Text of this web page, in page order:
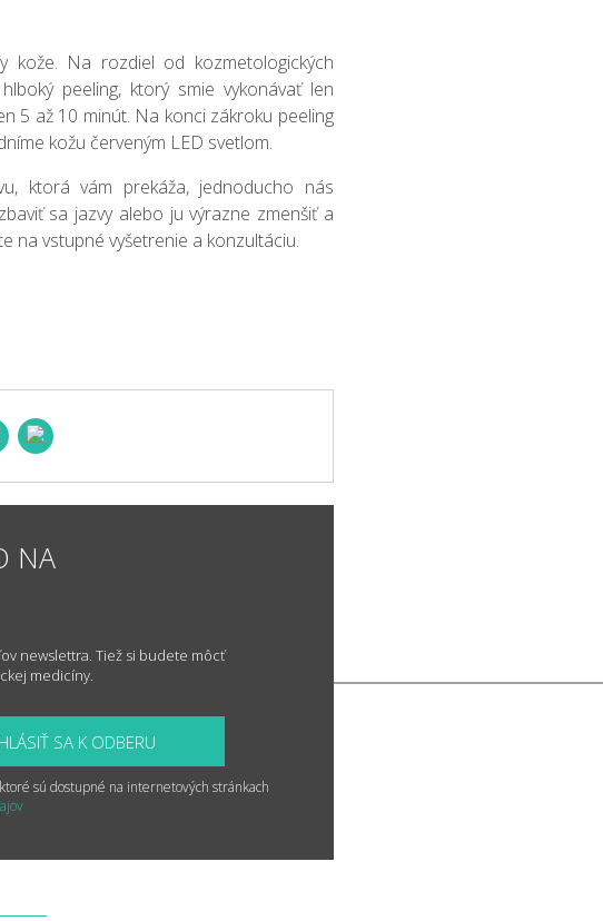
kože. Na rozdiel od kozmetologických
peeling, ktorý smie vykonávať len
5 až 10 minút. Na konci zákroku peeling
kožu červeným LED svetlom.
ktorá vám prekáža, jednoducho nás
sa jazvy alebo ju výrazne zmenšiť a
na vstupné vyšetrenie a konzultáciu.
NA
newslettra. Tiež si budete môcť
medicíny.
SA K ODBERU
sú dostupné na internetových stránkach